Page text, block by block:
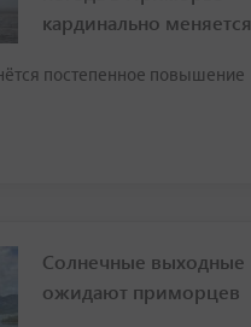
кардинально меняется
постепенное повышение
Солнечные выходные
ожидают приморцев